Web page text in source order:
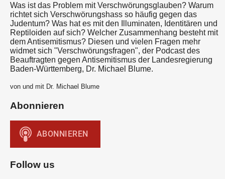
Was ist das Problem mit Verschwörungsglauben? Warum
richtet sich Verschwörungshass so häufig gegen das
Judentum? Was hat es mit den Illuminaten, Identitären und
Reptiloiden auf sich? Welcher Zusammenhang besteht mit
dem Antisemitismus? Diesen und vielen Fragen mehr
widmet sich "Verschwörungsfragen", der Podcast des
Beauftragten gegen Antisemitismus der Landesregierung
Baden-Württemberg, Dr. Michael Blume.
von und mit Dr. Michael Blume
Abonnieren
Follow us